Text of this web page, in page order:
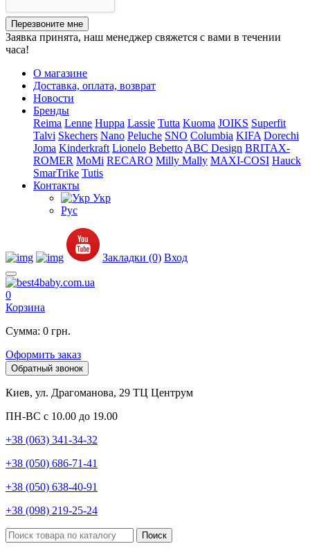
Перезвоните мне
Заявка принята, наш менеджер свяжется с вами в течении
часа!
О магазине
Доставка, оплата, возврат
Новости
Бренды
Reima Lenne Huppa Lassie Tutta Kuoma JOIKS Superfit
Talvi Skechers Nano Peluche SNO Columbia KIFA Dorechi
Joma Kinderkraft Lionelo Bebetto ABC Design BRITAX-
ROMER MoMi RECARO Milly Mally MAXI-COSI Hauck
SmarTrike Tutis
Контакты
Укр
Рус
Закладки (0) Вход
0
Корзина
Сумма: 0 грн.
Оформить заказ
Обратный звонок
Киев, ул. Драгоманова, 29 ТЦ Центрум
ПН-ВС с 10.00 до 19.00
+38 (063) 341-34-32
+38 (050) 686-71-41
+38 (050) 638-40-91
+38 (098) 219-25-24
Поиск